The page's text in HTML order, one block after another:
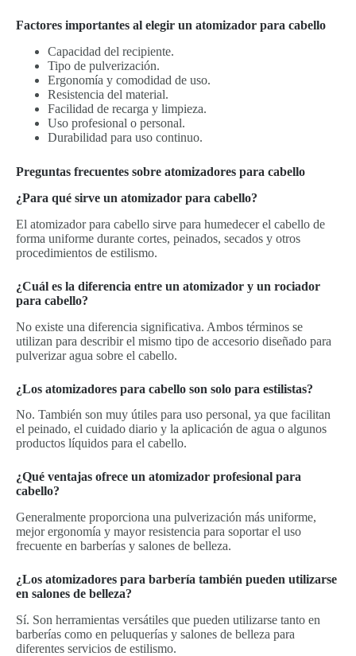
Factores importantes al elegir un atomizador para cabello
Capacidad del recipiente.
Tipo de pulverización.
Ergonomía y comodidad de uso.
Resistencia del material.
Facilidad de recarga y limpieza.
Uso profesional o personal.
Durabilidad para uso continuo.
Preguntas frecuentes sobre atomizadores para cabello
¿Para qué sirve un atomizador para cabello?
El atomizador para cabello sirve para humedecer el cabello de
forma uniforme durante cortes, peinados, secados y otros
procedimientos de estilismo.
¿Cuál es la diferencia entre un atomizador y un rociador
para cabello?
No existe una diferencia significativa. Ambos términos se
utilizan para describir el mismo tipo de accesorio diseñado para
pulverizar agua sobre el cabello.
¿Los atomizadores para cabello son solo para estilistas?
No. También son muy útiles para uso personal, ya que facilitan
el peinado, el cuidado diario y la aplicación de agua o algunos
productos líquidos para el cabello.
¿Qué ventajas ofrece un atomizador profesional para
cabello?
Generalmente proporciona una pulverización más uniforme,
mejor ergonomía y mayor resistencia para soportar el uso
frecuente en barberías y salones de belleza.
¿Los atomizadores para barbería también pueden utilizarse
en salones de belleza?
Sí. Son herramientas versátiles que pueden utilizarse tanto en
barberías como en peluquerías y salones de belleza para
diferentes servicios de estilismo.